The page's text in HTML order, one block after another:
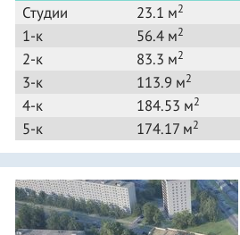
Студии
23.1 м2
1-к 56.4 м2
2-к 83.3 м2
3-к 113.9 м2
4-к 184.53 м2
5-к 174.17 м2